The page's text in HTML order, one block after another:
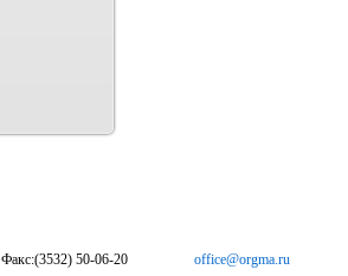
Факс:(3532) 50-06-20 office@orgma.ru